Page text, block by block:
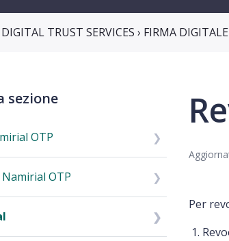
DIGITAL TRUST SERVICES › FIRMA DIGITALE
sezione
OTP
OTP
Per